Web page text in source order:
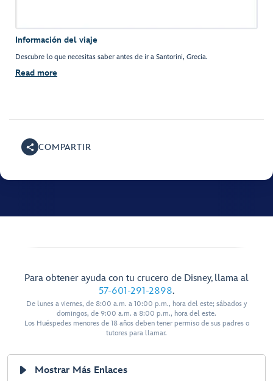
Información del viaje
Descubre lo que necesitas saber antes de ir a Santorini, Grecia.
Read more
COMPARTIR
Para obtener ayuda con tu crucero de Disney, llama al
57-601-291-2898.
De lunes a viernes, de 8:00 a.m. a 10:00 p.m., hora del este; sábados y
domingos, de 9:00 a.m. a 8:00 p.m., hora del este.
Los Huéspedes menores de 18 años deben tener permiso de sus padres o
tutores para llamar.
Mostrar Más Enlaces